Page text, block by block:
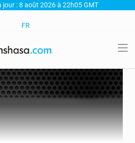
jour : 8 août 2026 à 22h05 GMT
FR